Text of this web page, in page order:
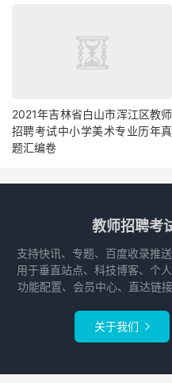
2021年吉林省白山市浑江区教师
招聘考试中小学美术专业历年真
题汇编卷
教师招聘考
支持快讯、专题、百度收录推
用于垂直站点、科技博客、个
功能配置、会员中心、直达链
关于我们 